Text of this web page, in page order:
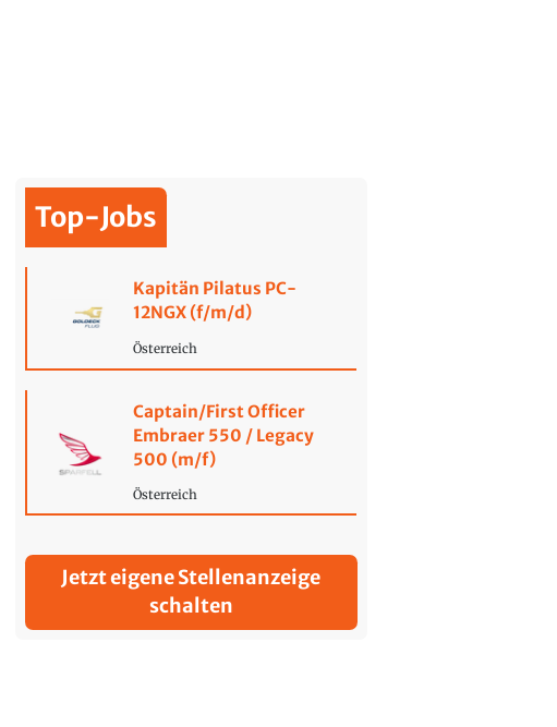
Top-Jobs
Kapitän Pilatus PC-
12NGX (f/m/d)
Österreich
Captain/First Officer
Embraer 550 / Legacy
500 (m/f)
Österreich
Jetzt eigene Stellenanzeige
schalten